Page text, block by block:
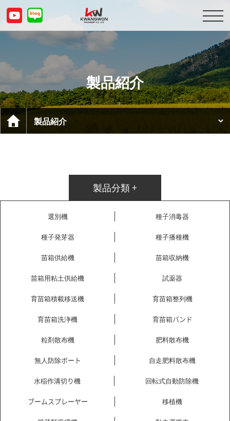
会社紹介
製品紹介
顧客センター
お問い合わせ
製品紹介
製品分類 +
選別機 種子消毒器
種子発芽器 種子播種機
苗箱供給機 苗箱収納機
苗箱用粘土供給機 試薬器
育苗箱積載移送機 育苗箱整列機
育苗箱洗浄機 育苗箱バンド
粒剤散布機 肥料散布機
無人防除ボート 自走肥料散布機
水稲作溝切り機 回転式自動防除機
ブームスプレーヤー 移植機